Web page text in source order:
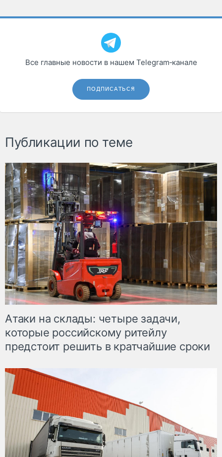
Все главные новости в нашем Telegram‑канале
ПОДПИСАТЬСЯ
Публикации по теме
Атаки на склады: четыре задачи,
которые российскому ритейлу
предстоит решить в кратчайшие сроки